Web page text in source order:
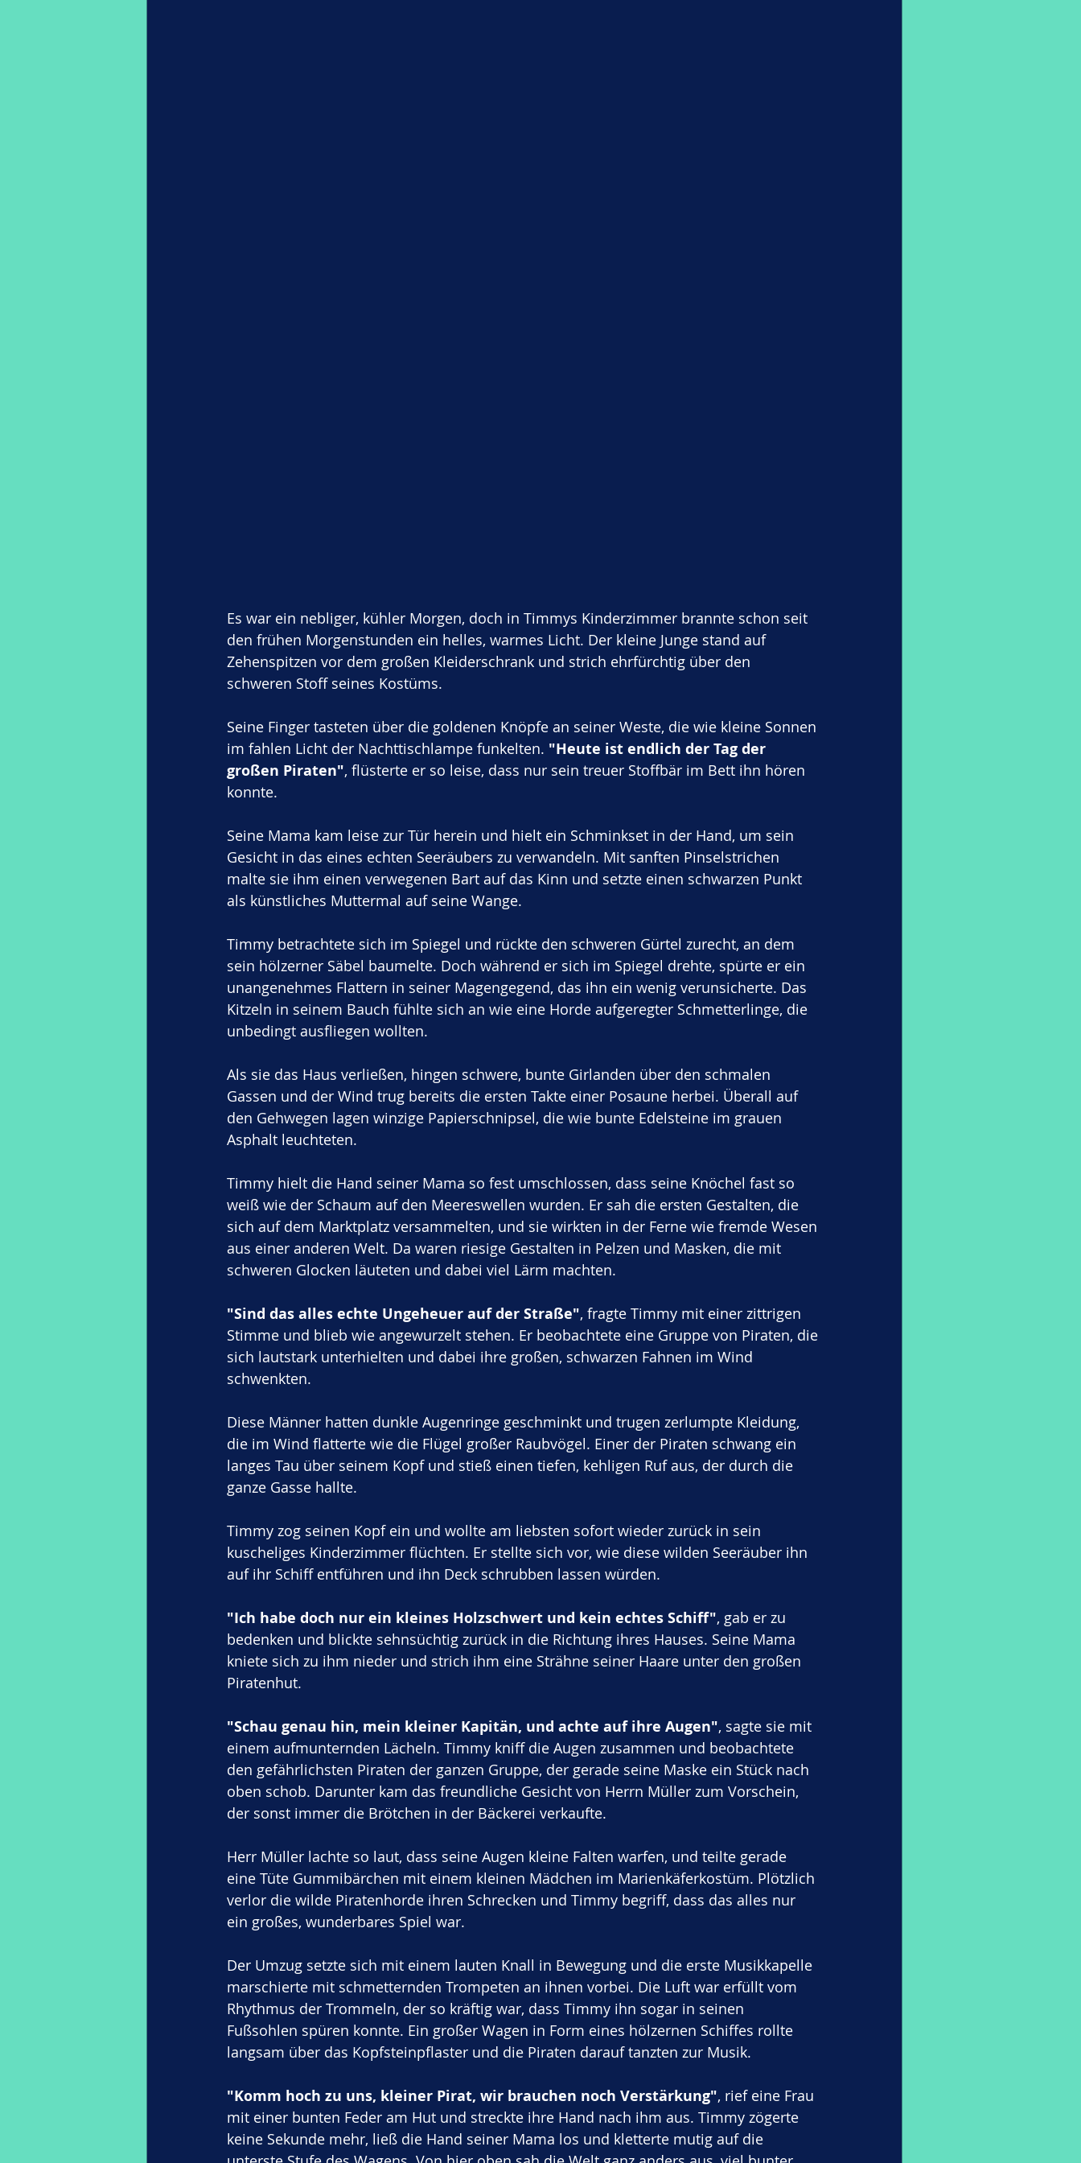
Es war ein nebliger, kühler Morgen, doch in Timmys Kinderzimmer brannte schon seit
den frühen Morgenstunden ein helles, warmes Licht. Der kleine Junge stand auf
Zehenspitzen vor dem großen Kleiderschrank und strich ehrfürchtig über den
schweren Stoff seines Kostüms.
Seine Finger tasteten über die goldenen Knöpfe an seiner Weste, die wie kleine Sonnen
im fahlen Licht der Nachttischlampe funkelten. "Heute ist endlich der Tag der
großen Piraten", flüsterte er so leise, dass nur sein treuer Stoffbär im Bett ihn hören
konnte.
Seine Mama kam leise zur Tür herein und hielt ein Schminkset in der Hand, um sein
Gesicht in das eines echten Seeräubers zu verwandeln. Mit sanften Pinselstrichen
malte sie ihm einen verwegenen Bart auf das Kinn und setzte einen schwarzen Punkt
als künstliches Muttermal auf seine Wange.
Timmy betrachtete sich im Spiegel und rückte den schweren Gürtel zurecht, an dem
sein hölzerner Säbel baumelte. Doch während er sich im Spiegel drehte, spürte er ein
unangenehmes Flattern in seiner Magengegend, das ihn ein wenig verunsicherte. Das
Kitzeln in seinem Bauch fühlte sich an wie eine Horde aufgeregter Schmetterlinge, die
unbedingt ausfliegen wollten.
Als sie das Haus verließen, hingen schwere, bunte Girlanden über den schmalen
Gassen und der Wind trug bereits die ersten Takte einer Posaune herbei. Überall auf
den Gehwegen lagen winzige Papierschnipsel, die wie bunte Edelsteine im grauen
Asphalt leuchteten.
Timmy hielt die Hand seiner Mama so fest umschlossen, dass seine Knöchel fast so
weiß wie der Schaum auf den Meereswellen wurden. Er sah die ersten Gestalten, die
sich auf dem Marktplatz versammelten, und sie wirkten in der Ferne wie fremde Wesen
aus einer anderen Welt. Da waren riesige Gestalten in Pelzen und Masken, die mit
schweren Glocken läuteten und dabei viel Lärm machten.
"Sind das alles echte Ungeheuer auf der Straße", fragte Timmy mit einer zittrigen
Stimme und blieb wie angewurzelt stehen. Er beobachtete eine Gruppe von Piraten, die
sich lautstark unterhielten und dabei ihre großen, schwarzen Fahnen im Wind
schwenkten.
Diese Männer hatten dunkle Augenringe geschminkt und trugen zerlumpte Kleidung,
die im Wind flatterte wie die Flügel großer Raubvögel. Einer der Piraten schwang ein
langes Tau über seinem Kopf und stieß einen tiefen, kehligen Ruf aus, der durch die
ganze Gasse hallte.
Timmy zog seinen Kopf ein und wollte am liebsten sofort wieder zurück in sein
kuscheliges Kinderzimmer flüchten. Er stellte sich vor, wie diese wilden Seeräuber ihn
auf ihr Schiff entführen und ihn Deck schrubben lassen würden.
"Ich habe doch nur ein kleines Holzschwert und kein echtes Schiff", gab er zu
bedenken und blickte sehnsüchtig zurück in die Richtung ihres Hauses. Seine Mama
kniete sich zu ihm nieder und strich ihm eine Strähne seiner Haare unter den großen
Piratenhut.
"Schau genau hin, mein kleiner Kapitän, und achte auf ihre Augen", sagte sie mit
einem aufmunternden Lächeln. Timmy kniff die Augen zusammen und beobachtete
den gefährlichsten Piraten der ganzen Gruppe, der gerade seine Maske ein Stück nach
oben schob. Darunter kam das freundliche Gesicht von Herrn Müller zum Vorschein,
der sonst immer die Brötchen in der Bäckerei verkaufte.
Herr Müller lachte so laut, dass seine Augen kleine Falten warfen, und teilte gerade
eine Tüte Gummibärchen mit einem kleinen Mädchen im Marienkäferkostüm. Plötzlich
verlor die wilde Piratenhorde ihren Schrecken und Timmy begriff, dass das alles nur
ein großes, wunderbares Spiel war.
Der Umzug setzte sich mit einem lauten Knall in Bewegung und die erste Musikkapelle
marschierte mit schmetternden Trompeten an ihnen vorbei. Die Luft war erfüllt vom
Rhythmus der Trommeln, der so kräftig war, dass Timmy ihn sogar in seinen
Fußsohlen spüren konnte. Ein großer Wagen in Form eines hölzernen Schiffes rollte
langsam über das Kopfsteinpflaster und die Piraten darauf tanzten zur Musik.
"Komm hoch zu uns, kleiner Pirat, wir brauchen noch Verstärkung", rief eine Frau
mit einer bunten Feder am Hut und streckte ihre Hand nach ihm aus. Timmy zögerte
keine Sekunde mehr, ließ die Hand seiner Mama los und kletterte mutig auf die